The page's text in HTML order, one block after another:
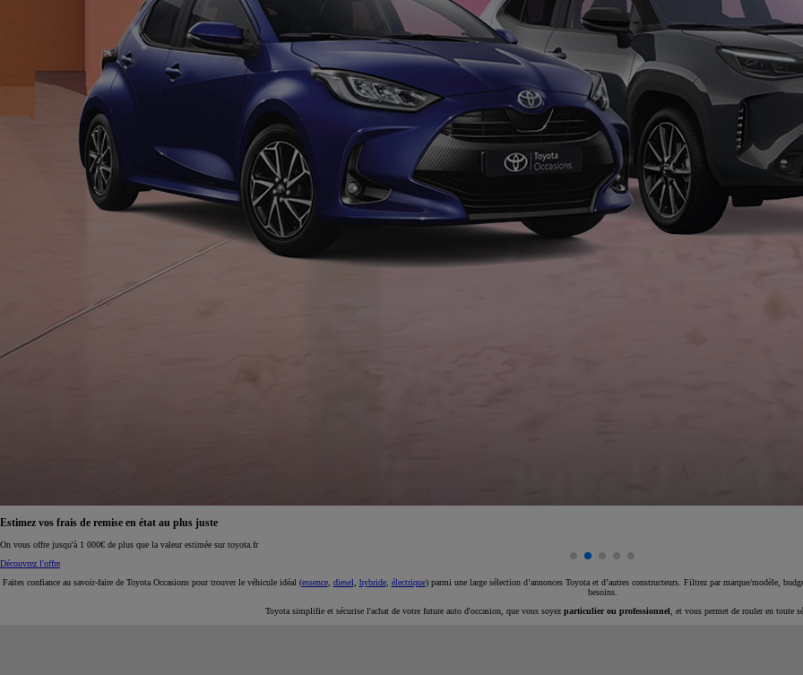
Nouvelle Yaris Cross
Disponible prochainement
Estimez vos frais de remise en état au plus juste
On vous offre jusqu'à 1 000€ de plus que la valeur estimée sur toyota.fr
Découvrez l'offre
Faites confiance au savoir-faire de Toyota Occasions pour trouver le véhicule idéal (essence, diesel hybride, électrique) parmi une large sélection d’annonces Toyota et d’autres constructeurs. Filtrez par marque/modèle,
besoins.
Toyota simplifie et sécurise l'achat de votre future auto d'occasion, que vous soyez particulier ou professionnel , et vous permet de rouler en toute